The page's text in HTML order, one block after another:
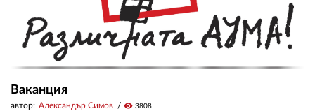
Ваканция
автор: Александър Симов visibility 3808